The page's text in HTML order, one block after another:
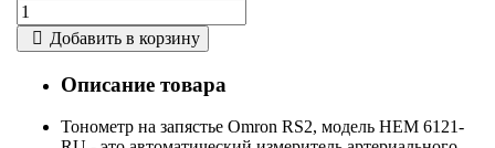
Добавить в корзину
Описание товара
Тонометр на запястье Omron RS2, модель HEM 6121-